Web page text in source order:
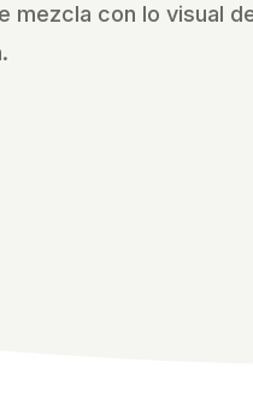
mezcla con lo visual